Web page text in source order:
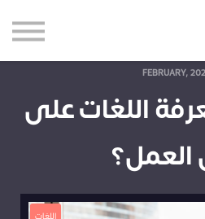
المدونة
الاعتماديات
جديد
الدخول
اللغات على
اللغات